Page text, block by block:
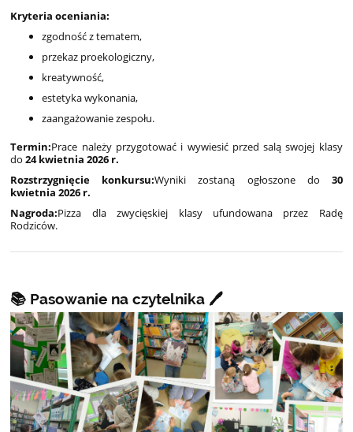
Kryteria oceniania:
zgodność z tematem,
przekaz proekologiczny,
kreatywność,
estetyka wykonania,
zaangażowanie zespołu.
Termin:Prace należy przygotować i wywiesić przed salą swojej klasy
do24 kwietnia 2026 r.
Rozstrzygnięcie konkursu:Wyniki zostaną ogłoszone do 30
kwietnia 2026 r.
Nagroda:Pizza dla zwycięskiej klasy ufundowana przez Radę
Rodziców.
📚 Pasowanie na czytelnika 🖊️